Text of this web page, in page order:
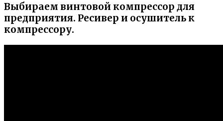
Выбираем винтовой компрессор для
предприятия. Ресивер и осушитель к
компрессору.